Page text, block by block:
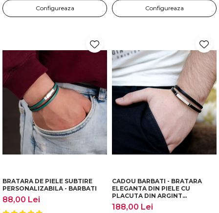
Configureaza Configureaza
BRATARA DE PIELE SUBTIRE
PERSONALIZABILA - BARBATI
88,00 Lei
CADOU BARBATI - BRATARA
ELEGANTA DIN PIELE CU
PLACUTA DIN ARGINT
PERSONALIZABILA
188,00 Lei